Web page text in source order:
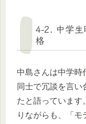
4-2. 中学生
格
中島さんは中学時
同士で冗談を言い
たと語っています
りながらも、「